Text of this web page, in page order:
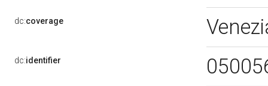
dc:coverage
dc:identifier